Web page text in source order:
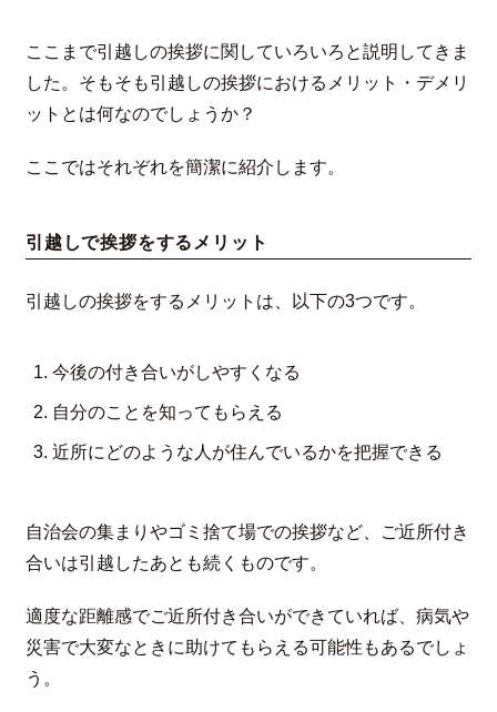
ここまで引越しの挨拶に関していろいろと説明してきま
した。そもそも引越しの挨拶におけるメリット・デメリ
ットとは何なのでしょうか？
ここではそれぞれを簡潔に紹介します。
引越しで挨拶をするメリット
引越しの挨拶をするメリットは、以下の3つです。
今後の付き合いがしやすくなる
自分のことを知ってもらえる
近所にどのような人が住んでいるかを把握できる
自治会の集まりやゴミ捨て場での挨拶など、ご近所付き
合いは引越したあとも続くものです。
適度な距離感でご近所付き合いができていれば、病気や
災害で大変なときに助けてもらえる可能性もあるでしょ
う。